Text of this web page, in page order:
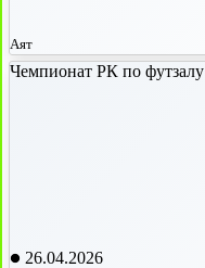
Аят
Чемпионат РК по футзалу
26.04.2026